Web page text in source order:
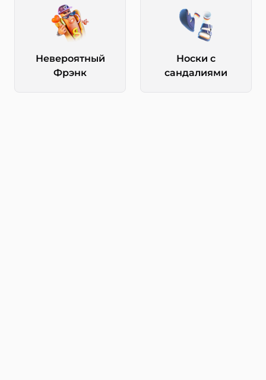
Невероятный
Фрэнк
Носки с
сандалиями